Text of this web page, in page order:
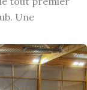
Une